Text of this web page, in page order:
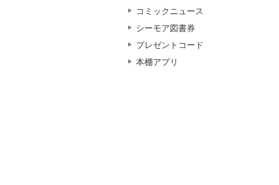
コミックニュース
シーモア図書券
プレゼントコード
本棚アプリ